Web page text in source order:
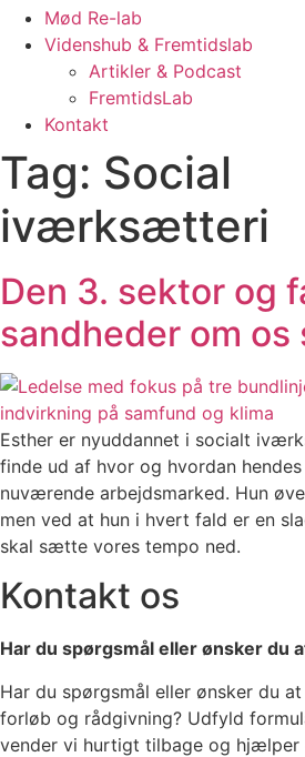
Mød Re-lab
Videnshub & Fremtidslab
Artikler & Podcast
FremtidsLab
Kontakt
Tag: Social
iværksætteri
Den 3. sektor og
sandheder om os
Esther er nyuddannet i socialt
finde ud af hvor og hvordan hendes
nuværende arbejdsmarked. Hun
men ved at hun i hvert fald er en
skal sætte vores tempo ned.
Kontakt os
Har du spørgsmål eller ønsker du
Har du spørgsmål eller ønsker du
forløb og rådgivning? Udfyld
vender vi hurtigt tilbage og hjælper